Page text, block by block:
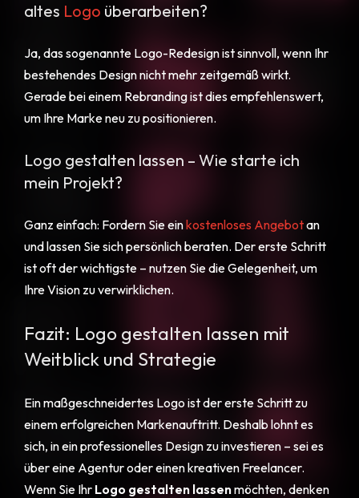
altes Logo überarbeiten?
Ja, das sogenannte Logo-Redesign ist sinnvoll, wenn Ihr
bestehendes Design nicht mehr zeitgemäß wirkt.
Gerade bei einem Rebranding ist dies empfehlenswert,
um Ihre Marke neu zu positionieren.
Logo gestalten lassen – Wie starte ich
mein Projekt?
Ganz einfach: Fordern Sie einkostenloses Angebotan
und lassen Sie sich persönlich beraten. Der erste Schritt
ist oft der wichtigste – nutzen Sie die Gelegenheit, um
Ihre Vision zu verwirklichen.
Fazit: Logo gestalten lassen mit
Weitblick und Strategie
Ein maßgeschneidertes Logo ist der erste Schritt zu
einem erfolgreichen Markenauftritt. Deshalb lohnt es
sich, in ein professionelles Design zu investieren – sei es
über eine Agentur oder einen kreativen Freelancer.
Wenn Sie Ihr Logo gestalten lassenmöchten, denken